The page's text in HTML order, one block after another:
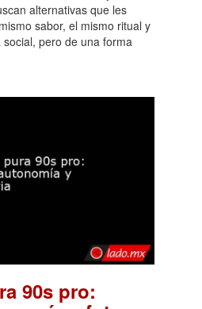
alternativas que les
sabor, el mismo ritual y
pero de una forma
90s pro: